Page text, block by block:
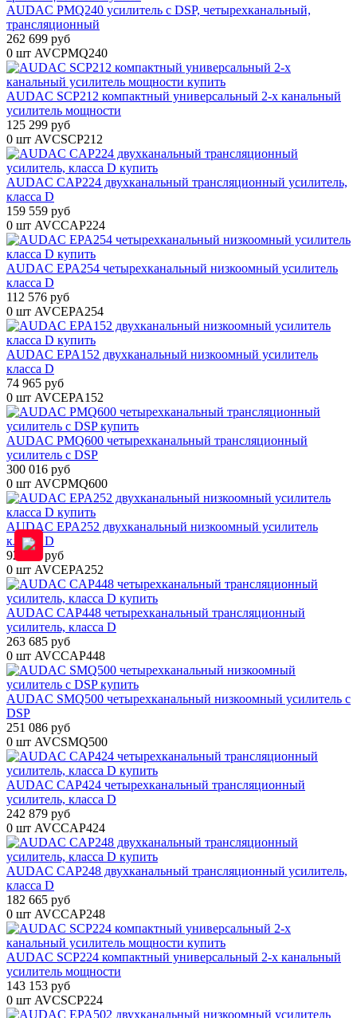
AUDAC PMQ240 усилитель с DSP, четырехканальный,
трансляционный
262 699 руб
0 шт AVCPMQ240
AUDAC SCP212 компактный универсальный 2-х канальный
усилитель мощности
125 299 руб
0 шт AVCSCP212
AUDAC CAP224 двухканальный трансляционный усилитель,
класса D
159 559 руб
0 шт AVCCAP224
AUDAC EPA254 четырехканальный низкоомный усилитель
класса D
112 576 руб
0 шт AVCEPA254
AUDAC EPA152 двухканальный низкоомный усилитель
класса D
74 965 руб
0 шт AVCEPA152
AUDAC PMQ600 четырехканальный трансляционный
усилитель с DSP
300 016 руб
0 шт AVCPMQ600
AUDAC EPA252 двухканальный низкоомный усилитель
класса D
92 439 руб
0 шт AVCEPA252
AUDAC CAP448 четырехканальный трансляционный
усилитель, класса D
263 685 руб
0 шт AVCCAP448
AUDAC SMQ500 четырехканальный низкоомный усилитель с
DSP
251 086 руб
0 шт AVCSMQ500
AUDAC CAP424 четырехканальный трансляционный
усилитель, класса D
242 879 руб
0 шт AVCCAP424
AUDAC CAP248 двухканальный трансляционный усилитель,
класса D
182 665 руб
0 шт AVCCAP248
AUDAC SCP224 компактный универсальный 2-х канальный
усилитель мощности
143 153 руб
0 шт AVCSCP224